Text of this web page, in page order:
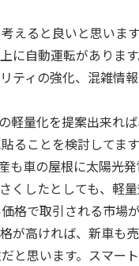
えると良いと思いま
に自動運転がありま
ティの強化、混雑情
量化を提案出来れば
ることを検討してま
も車の屋根に太陽光
したとしても、軽量
格で取引される市場
高ければ、新車も
と思います。スマー